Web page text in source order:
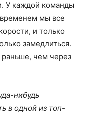
У каждой команды
мы все
и только
замедлиться.
раньше, чем через
нибудь
в одной из топ-